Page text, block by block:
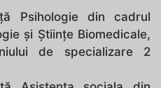
Psihologie din cadrul
și Științe Biomedicale,
de specializare 2